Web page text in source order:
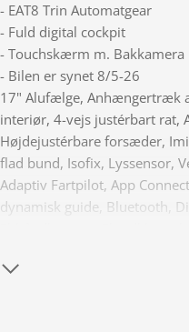
- EAT8 Trin Automatgear
- Fuld digital cockpit
- Touchskærm m. Bakkamera
- Bilen er synet 8/5-26
17" Alufælge, Anhængertræk
interiør, 4-vejs justérbart rat,
Højdejustérbare forsæder,
flad bund, Isofix, Lyssensor,
Adaptiv Fartpilot, App
dynamisk guide, Bluetooth,
Ratbetjent DAB radio,